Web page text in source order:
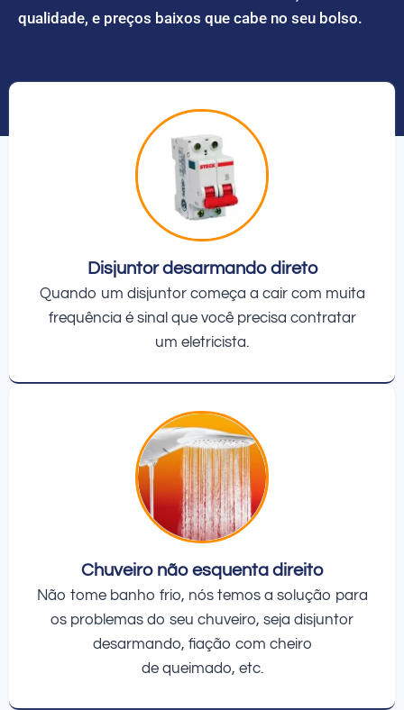
qualidade, e preços baixos que cabe no seu bolso.
Disjuntor desarmando direto
Quando um disjuntor começa a cair com muita
frequência é sinal que você precisa contratar
um eletricista.
Chuveiro não esquenta direito
Não tome banho frio, nós temos a solução para
os problemas do seu chuveiro, seja disjuntor
desarmando, fiação com cheiro
de queimado, etc.